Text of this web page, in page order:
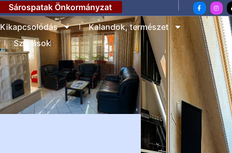
Sárospatak Önkormányzat
Kikapcsolódás
Kalandok, természet
Szállások